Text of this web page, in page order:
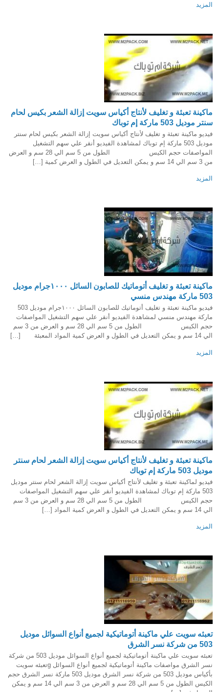
المزيد
ماكينة تعبئة و تغليف لأنتاج أكياس سويت إزالة الشعر بكيس لحام
سنتر موديل 503 ماركة إم توباك
فيديو ماكينة تعبئة و تغليف لأنتاج أكياس سويت إزالة الشعر بكيس لحام سنتر
موديل 503 ماركة إم توباك لمشاهدة الفيديو أنقر علي سهم التشغيل
المواصفات حجم الكيس الطول من 5 سم الي 28 سم و العرض
من 3 سم الي 14 سم و يمكن التعديل في الطول و العرض كمية […]
المزيد
ماكينة تعبئة و تغليف أتوماتيك للصابون السائل ١٠٠٠جرام موديل
503 ماركة مهندس منسي
فيديو ماكينة تعبئة و تغليف أتوماتيك للصابون السائل ١٠٠٠جرام موديل 503
ماركة مهندس منسي لمشاهدة الفيديو أنقر علي سهم التشغيل المواصفات
حجم الكيس الطول من 5 سم الي 28 سم و العرض من 3 سم
الي 14 سم و يمكن التعديل في الطول و العرض كمية المواد المعبئة […]
المزيد
ماكينة تعبئة و تغليف لأنتاج أكياس سويت إزالة الشعر لحام سنتر
موديل 503 ماركة إم توباك
فيديو لماكينة تعبئة و تغليف لأنتاج أكياس سويت إزالة الشعر لحام سنتر موديل
503 ماركة إم توباك لمشاهدة الفيديو أنقر علي سهم التشغيل المواصفات
حجم الكيس الطول من 5 سم الي 28 سم و العرض من 3 سم
الي 14 سم و يمكن التعديل في الطول و العرض كمية المواد […]
المزيد
تعبئه سويت علي ماكينة أتوماتيكية لجميع أنواع السوائل موديل
503 من شركة نسر الشرق
تعبئه سويت علي ماكينة أتوماتيكية لجميع أنواع السوائل موديل 503 من شركة
نسر الشرق مواصفات ماكينة أتوماتيكية لجميع أنواع السوائل gتعبئه سويت
بأكياس موديل 503 من شركة نسر الشرق موديل 503 ماركة نسر الشرق حجم
الكيس الطول من 5 سم الي 28 سم و العرض من 3 سم الي 14 سم و يمكن